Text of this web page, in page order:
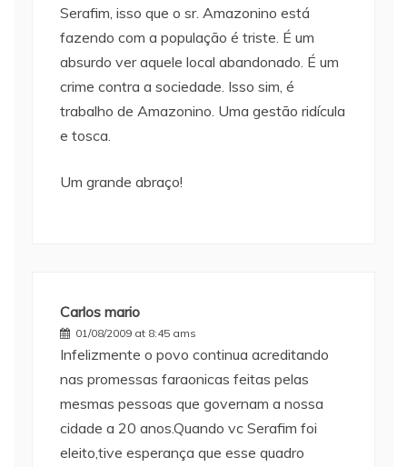
Serafim, isso que o sr. Amazonino está
fazendo com a população é triste. É um
absurdo ver aquele local abandonado. É um
crime contra a sociedade. Isso sim, é
trabalho de Amazonino. Uma gestão ridícula
e tosca.
Um grande abraço!
Carlos mario
01/08/2009 at 8:45 ams
Infelizmente o povo continua acreditando
nas promessas faraonicas feitas pelas
mesmas pessoas que governam a nossa
cidade a 20 anos.Quando vc Serafim foi
eleito,tive esperança que esse quadro